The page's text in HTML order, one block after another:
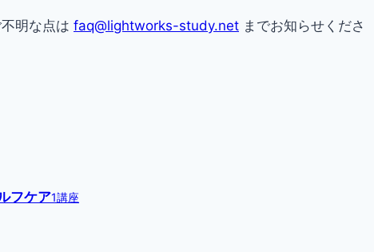
明な点は faq@lightworks-study.net までお知らせくださ
フケア1講座